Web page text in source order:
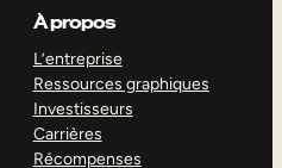
À propos
L’entreprise
Ressources graphiques
Investisseurs
Carrières
Récompenses